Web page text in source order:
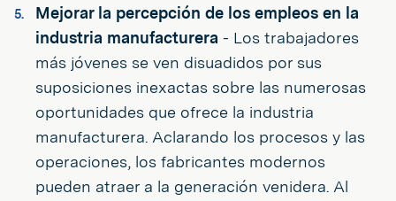
Mejorar la percepción de los empleos en la
industria manufacturera - Los trabajadores
más jóvenes se ven disuadidos por sus
suposiciones inexactas sobre las numerosas
oportunidades que ofrece la industria
manufacturera. Aclarando los procesos y las
operaciones, los fabricantes modernos
pueden atraer a la generación venidera. Al